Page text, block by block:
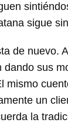
sigue
de nuevo.
dando sus
mismo
un
la